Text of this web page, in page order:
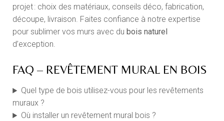
projet : choix des matériaux, conseils déco, fabrication,
découpe, livraison. Faites confiance à notre expertise
pour sublimer vos murs avec du bois naturel
d’exception.
FAQ – REVÊTEMENT MURAL EN BOIS
Quel type de bois utilisez-vous pour les revêtements
muraux ?
Où installer un revêtement mural bois ?